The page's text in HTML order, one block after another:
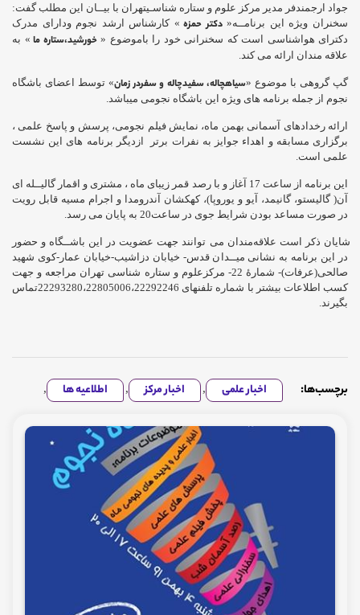
جواد ارجمندفر مدیر مرکز علوم و ستاره شناسـیتهران با بیــان این مطلب گفت:
سخنران ویژه این برنامــه«دکتر حمزه » کارشناس ارشد نجوم ودارای مدرک
دکترای هواشناسی است که سخنرانی خود را باموضوع «خورشید،ستاره ما » به
علاقه مندان ارائه می کند.
گپ گروهی با موضوع «سیاهچاله، سفیدچاله و سفردر زمان» توسط اعضای باشگاه
نجوم از جمله برنامه های ویژه این باشگاه نجومی میباشد.
ارائه رخدادهای آسمانی بهمن ماه، نمایش فیلم نجومی، پرسش و پاسخ علمی ،
برگزاری مسابقه و اهداء جوایز به نفرات برتر ازدیگر برنامه های این نشست
علمی است.
این برنامه از ساعت 17 آغاز و با رصد قمر زیبای ماه ، مشتری و اقمار گالیــله ای
آن( گالیستو، گانیمد، آیو و یوروپا)، کهکشان آندرومدا و اجرام مسیه قابل رویت
در صورت مساعد بودن شرایط جوی در ساعت20 به پایان می رسد.
شایان ذکر است علاقه‌مندان می توانند جهت عضویت در این باشــگاه و حضور
در این برنامه به نشانی میــدان قدس- خیابان دزاشیب-خیابان عمار-کوی شهید
صالحی(عرفات)- شمارۀ 22- مرکزعلوم و ستاره شناسی تهران مراجعه و جهت
کسب اطلاعات بیشتر با شماره تلفنهای 22293280،22805006،22292246تماس
بگیرند.
برچسب‌ها: اخبار علمی , اخبار مرکز , اطلاعیه ها ,